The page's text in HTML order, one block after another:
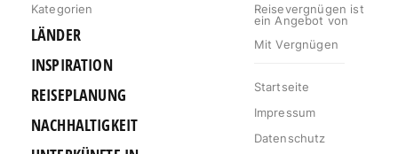
Kategorien
LÄNDER
INSPIRATION
REISEPLANUNG
NACHHALTIGKEIT
Reisevergnügen ist
ein Angebot von
Mit Vergnügen
Startseite
Impressum
Datenschutz